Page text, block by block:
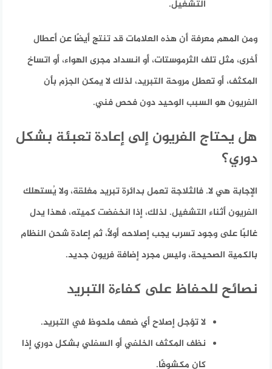
التشغيل.
ومن المهم معرفة أن هذه العلامات قد تنتج أيضًا عن أعطال
أخرى، مثل تلف الثرموستات، أو انسداد مجرى الهواء، أو اتساخ
المكثف، أو تعطل مروحة التبريد، لذلك لا يمكن الجزم بأن
الفريون هو السبب الوحيد دون فحص فني.
هل يحتاج الفريون إلى إعادة تعبئة بشكل
دوري؟
الإجابة هي لا. فالثلاجة تعمل بدائرة تبريد مغلقة، ولا يُستهلك
الفريون أثناء التشغيل. لذلك، إذا انخفضت كميته، فهذا يدل
غالبًا على وجود تسرب يجب إصلاحه أولًا، ثم إعادة شحن النظام
بالكمية الصحيحة، وليس مجرد إضافة فريون جديد.
نصائح للحفاظ على كفاءة التبريد
لا تؤجل إصلاح أي ضعف ملحوظ في التبريد.
نظف المكثف الخلفي أو السفلي بشكل دوري إذا
كان مكشوفًا.